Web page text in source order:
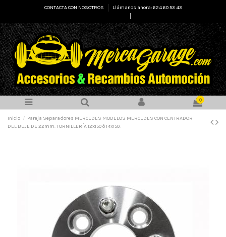
CONTACTA CON NOSOTROS
Llámanos ahora: 624 60 53 43
0
Inicio
Pareja Separadores MERCEDES MODELOS MERCEDES CON CENTRADOR
DEL BUJE DE 22mm. TORNILLERÍA 12x150 ó 14x150.